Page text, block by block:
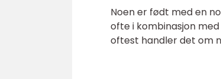
Noen er født med en
ofte i kombinasjon
oftest handler det om